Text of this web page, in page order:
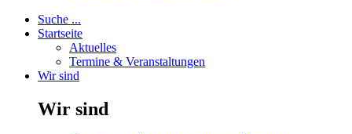
Suche ...
Startseite
Aktuelles
Termine & Veranstaltungen
Wir sind
Wir sind